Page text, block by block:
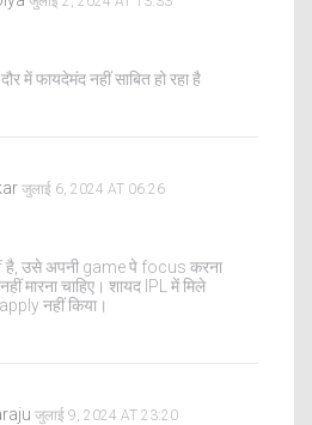
में फायदेमंद नहीं साबित हो रहा है
जुलाई 6, 2024 AT 06:26
है, उसे अपनी game पे focus करना
मारना चाहिए। शायद IPL में मिले
नहीं किया।
जुलाई 9, 2024 AT 23:20